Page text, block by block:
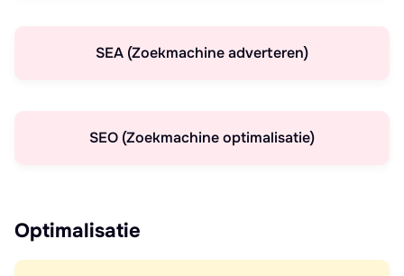
SEA (Zoekmachine adverteren)
SEO (Zoekmachine optimalisatie)
Optimalisatie